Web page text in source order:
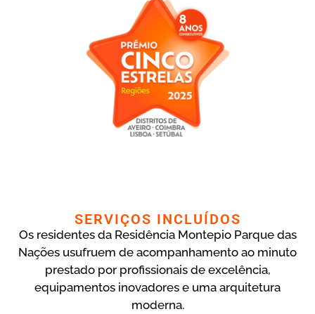
SERVIÇOS INCLUÍDOS
Os residentes da Residência Montepio Parque das
Nações usufruem de acompanhamento ao minuto
prestado por profissionais de excelência,
equipamentos inovadores e uma arquitetura
moderna.